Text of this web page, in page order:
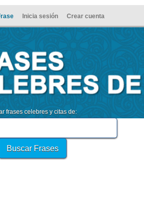
Inicia sesión Crear cuenta
frases celebres y citas de: